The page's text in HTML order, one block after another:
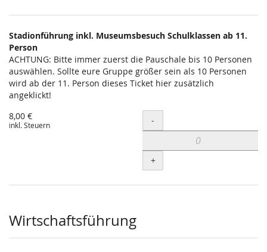
Stadionführung inkl. Museumsbesuch Schulklassen ab 11.
Person
ACHTUNG: Bitte immer zuerst die Pauschale bis 10 Personen
auswählen. Sollte eure Gruppe größer sein als 10 Personen
wird ab der 11. Person dieses Ticket hier zusätzlich
angeklickt!
8,00 €
inkl. Steuern Menge
-
+
Wirtschaftsführung